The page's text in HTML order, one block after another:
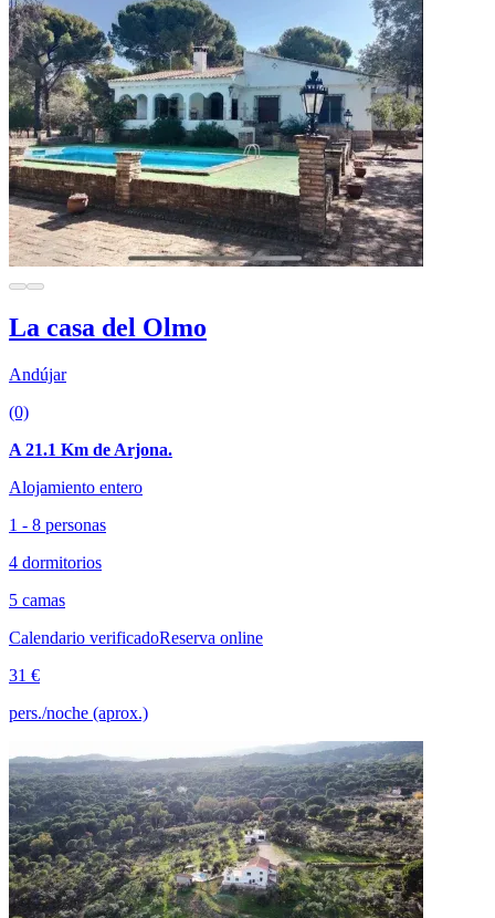
La casa del Olmo
Andújar
(0)
A 21.1 Km de Arjona.
Alojamiento entero
1 - 8 personas
4 dormitorios
5 camas
Calendario verificadoReserva online
31 €
pers./noche (aprox.)